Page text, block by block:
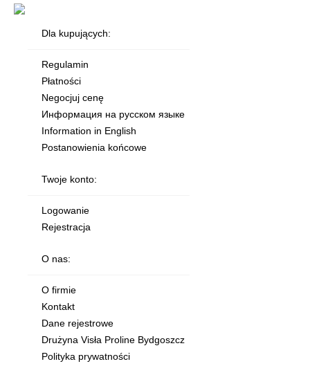
Dla kupujących:
Regulamin
Płatności
Negocjuj cenę
Информация на русском языке
Information in English
Postanowienia końcowe
Twoje konto:
Logowanie
Rejestracja
O nas:
O firmie
Kontakt
Dane rejestrowe
Drużyna Visła Proline Bydgoszcz
Polityka prywatności